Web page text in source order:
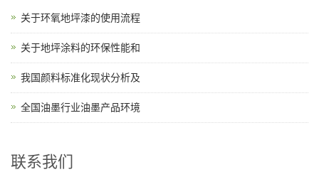
关于环氧地坪漆的使用流程
关于地坪涂料的环保性能和
我国颜料标准化现状分析及
全国油墨行业油墨产品环境
联系我们